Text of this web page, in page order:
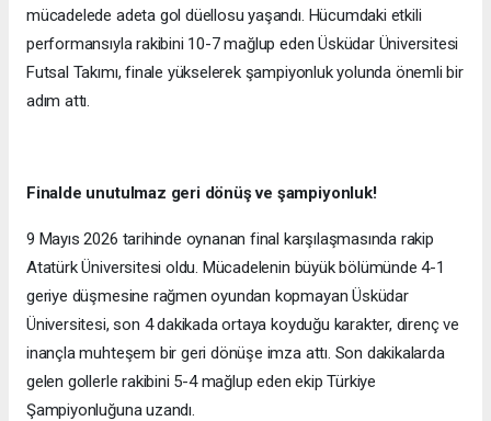
mücadelede adeta gol düellosu yaşandı. Hücumdaki etkili
performansıyla rakibini 10-7 mağlup eden Üsküdar Üniversitesi
Futsal Takımı, finale yükselerek şampiyonluk yolunda önemli bir
adım attı.
Finalde unutulmaz geri dönüş ve şampiyonluk!
9 Mayıs 2026 tarihinde oynanan final karşılaşmasında rakip
Atatürk Üniversitesi oldu. Mücadelenin büyük bölümünde 4-1
geriye düşmesine rağmen oyundan kopmayan Üsküdar
Üniversitesi, son 4 dakikada ortaya koyduğu karakter, direnç ve
inançla muhteşem bir geri dönüşe imza attı. Son dakikalarda
gelen gollerle rakibini 5-4 mağlup eden ekip Türkiye
Şampiyonluğuna uzandı.